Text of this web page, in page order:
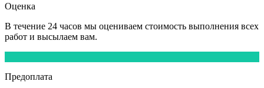
Оценка
В течение 24 часов мы оцениваем стоимость выполнения всех
работ и высылаем вам.
Предоплата